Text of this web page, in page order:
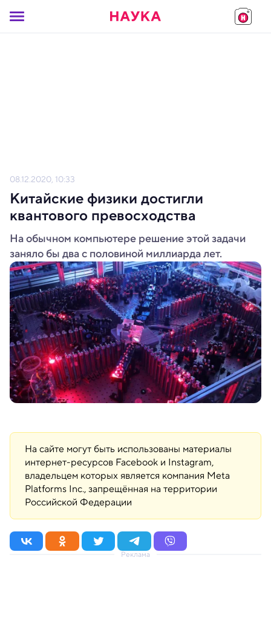
08.12.2020, 10:33
Китайские физики достигли
квантового превосходства
На обычном компьютере решение этой задачи
заняло бы два с половиной миллиарда лет.
На сайте могут быть использованы материалы
интернет-ресурсов Facebook и Instagram,
владельцем которых является компания Meta
Platforms Inc., запрещённая на территории
Российской Федерации
Реклама